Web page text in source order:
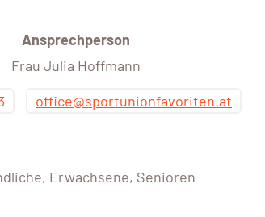
Ansprechperson
Frau Julia Hoffmann
office@sportunionfavoriten.at
Erwachsene, Senioren